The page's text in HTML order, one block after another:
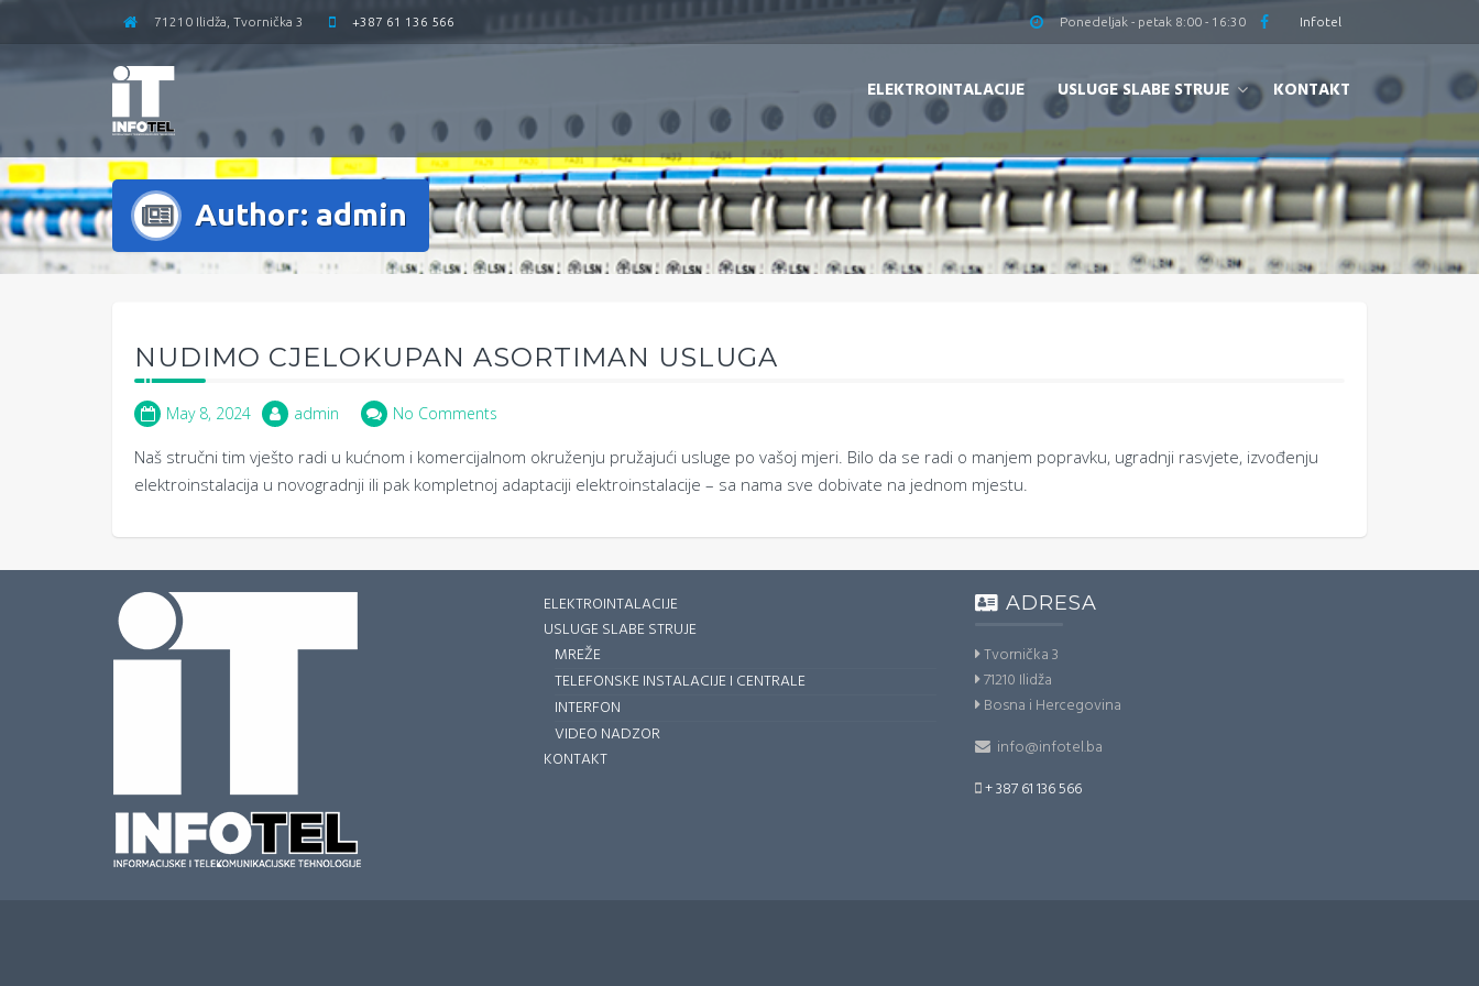
71210 Ilidža, Tvornička 3 +387 61 136 566 Ponedeljak - petak 8:00 - 16:30 Infotel
ELEKTROINTALACIJE USLUGE SLABE STRUJE KONTAKT
Author: admin
NUDIMO CJELOKUPAN ASORTIMAN USLUGA
May 8, 2024 admin No Comments
Naš stručni tim vješto radi u kućnom i komercijalnom okruženju pružajući usluge po vašoj mjeri. Bilo da se radi o manjem popravku, ugradnji rasvjete, izvođenju
elektroinstalacija u novogradnji ili pak kompletnoj adaptaciji elektroinstalacije – sa nama sve dobivate na jednom mjestu.
ELEKTROINTALACIJE
USLUGE SLABE STRUJE
MREŽE
TELEFONSKE INSTALACIJE I CENTRALE
INTERFON
VIDEO NADZOR
KONTAKT
ADRESA
Tvornička 3
71210 Ilidža
Bosna i Hercegovina
info@infotel.ba
+ 387 61 136 566